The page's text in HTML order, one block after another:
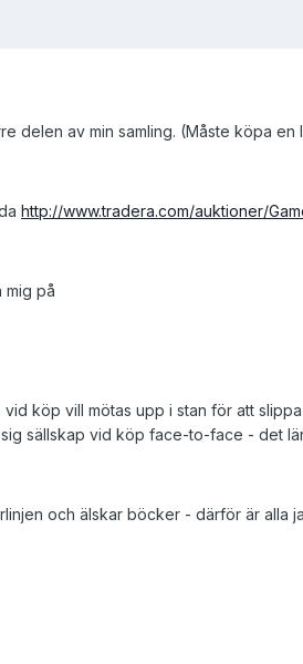
delen av min samling. (Måste köpa
http://www.tradera.com/auktioner/
mig på
köp vill mötas upp i stan för att
sällskap vid köp face-to-face - det
och älskar böcker - därför är alla